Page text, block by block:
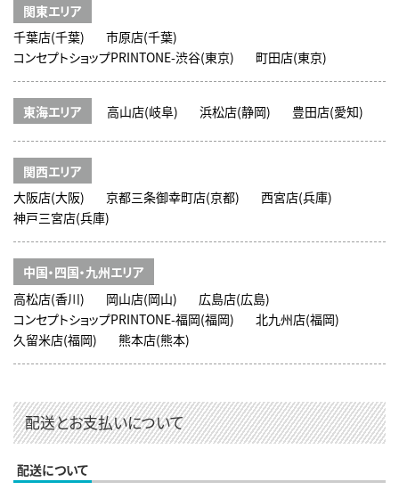
関東エリア
千葉店(千葉)
市原店(千葉)
コンセプトショップPRINTONE-渋谷(東京)
町田店(東京)
東海エリア 高山店(岐阜) 浜松店(静岡) 豊田店(愛知)
関西エリア
大阪店(大阪)
京都三条御幸町店(京都)
西宮店(兵庫)
神戸三宮店(兵庫)
中国・四国・九州エリア
高松店(香川)
岡山店(岡山)
広島店(広島)
コンセプトショップPRINTONE-福岡(福岡)
北九州店(福岡)
久留米店(福岡)
熊本店(熊本)
配送とお支払いについて
配送について